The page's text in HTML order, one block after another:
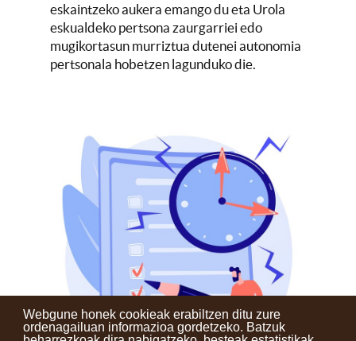
Webgune honek cookieak erabiltzen ditu zure
ordenagailuan informazioa gordetzeko. Batzuk
eskaintzeko aukera emango du eta Urola
eskualdeko pertsona zaurgarriei edo
mugikortasun murriztua dutenei autonomia
pertsonala hobetzen lagunduko die.